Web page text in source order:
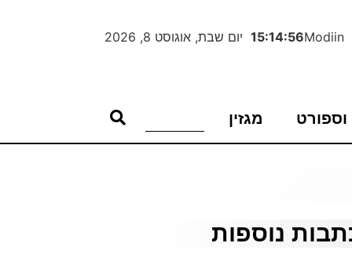
Modiin
15:14:56 יום שבת, אוגוסט 8, 2026
וספורט מגזין
נוספות